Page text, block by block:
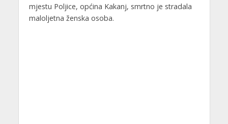
mjestu Poljice, općina Kakanj, smrtno je stradala
maloljetna ženska osoba.